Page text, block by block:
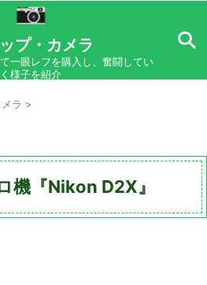
プ・カメラ
一眼レフを購入し、奮闘してい
く様子を紹介
ラ >
機『Nikon D2X』